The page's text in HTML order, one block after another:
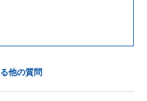
他の質問